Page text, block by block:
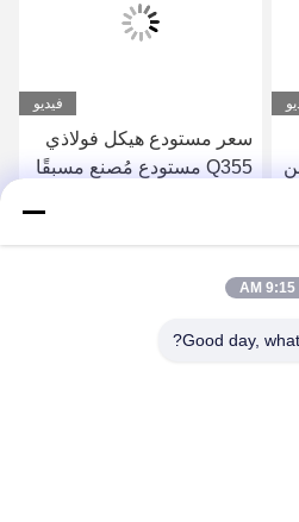
فيديو
سعر مستودع هيكل فولاذي
Q355 مستودع مُصنع مسبقًا
احصل على أفضل سعر
9:15 AM
Good day,